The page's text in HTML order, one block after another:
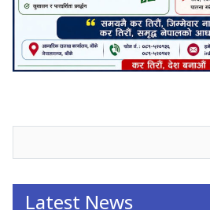
Latest News